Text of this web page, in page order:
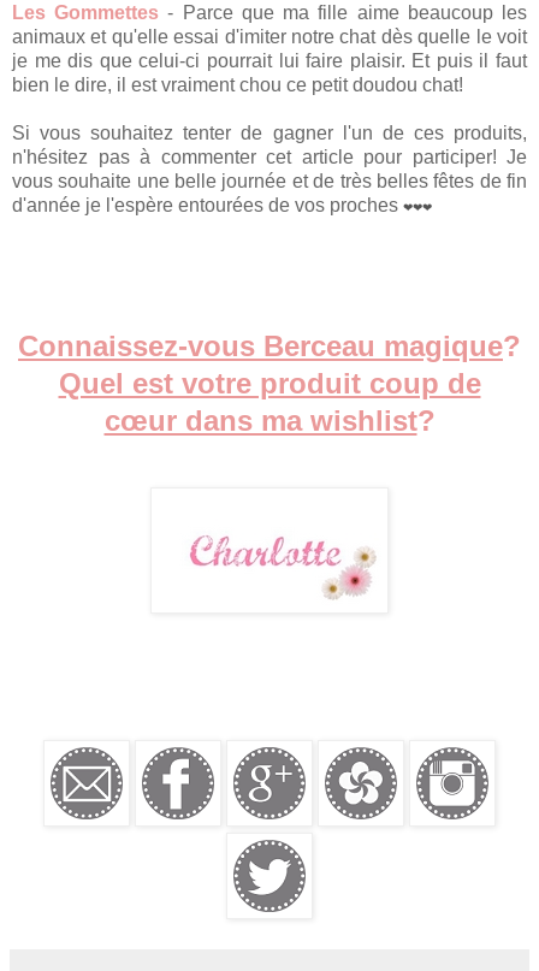
LesGommettes - Parce que ma fille aime beaucoup les
animaux et qu'elle essai d'imiter notre chat dès quelle le voit
je me dis que celui-ci pourrait lui faire plaisir. Et puis il faut
bien le dire, il est vraiment chou ce petit doudou chat!
Si vous souhaitez tenter de gagner l'un de ces produits,
n'hésitez pas à commenter cet article pour participer! Je
vous souhaite une belle journée et de très belles fêtes de fin
d'année je l'espère entourées de vos proches ❤❤❤
Connaissez-vous Berceau magique?
Quel est votre produit coup de
cœur dans ma wishlist?